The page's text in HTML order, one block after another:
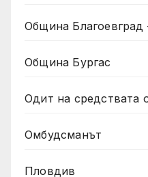
Община
Община Бургас
Одит на средствата
Омбудсманът
Пловдив